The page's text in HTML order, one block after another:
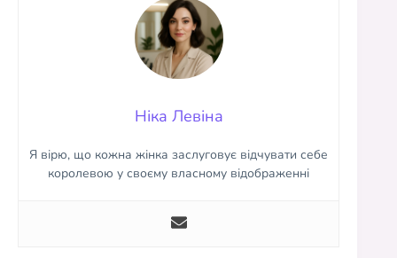
Ніка Левіна
Я вірю, що кожна жінка заслуговує відчувати себе
королевою у своєму власному відображенні